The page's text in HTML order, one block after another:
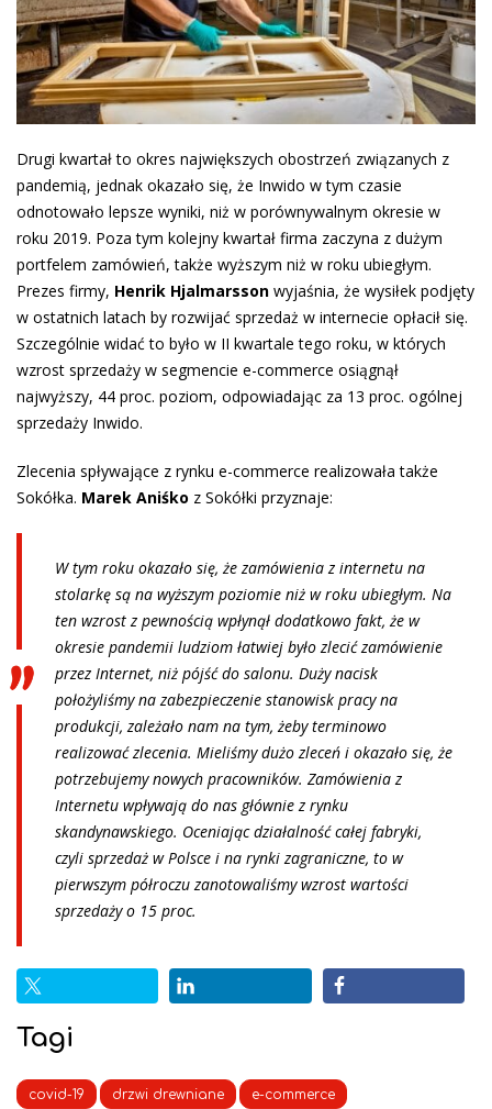
Drugi kwartał to okres największych obostrzeń związanych z
pandemią, jednak okazało się, że Inwido w tym czasie
odnotowało lepsze wyniki, niż w porównywalnym okresie w
roku 2019. Poza tym kolejny kwartał firma zaczyna z dużym
portfelem zamówień, także wyższym niż w roku ubiegłym.
Prezes firmy, Henrik Hjalmarsson wyjaśnia, że wysiłek podjęty
w ostatnich latach by rozwijać sprzedaż w internecie opłacił się.
Szczególnie widać to było w II kwartale tego roku, w których
wzrost sprzedaży w segmencie e-commerce osiągnął
najwyższy, 44 proc. poziom, odpowiadając za 13 proc. ogólnej
sprzedaży Inwido.
Zlecenia spływające z rynku e-commerce realizowała także
Sokółka. Marek Aniśko z Sokółki przyznaje:
W tym roku okazało się, że zamówienia z internetu na
stolarkę są na wyższym poziomie niż w roku ubiegłym. Na
ten wzrost z pewnością wpłynął dodatkowo fakt, że w
okresie pandemii ludziom łatwiej było zlecić zamówienie
przez Internet, niż pójść do salonu. Duży nacisk
położyliśmy na zabezpieczenie stanowisk pracy na
produkcji, zależało nam na tym, żeby terminowo
realizować zlecenia. Mieliśmy dużo zleceń i okazało się, że
potrzebujemy nowych pracowników. Zamówienia z
Internetu wpływają do nas głównie z rynku
skandynawskiego. Oceniając działalność całej fabryki,
czyli sprzedaż w Polsce i na rynki zagraniczne, to w
pierwszym półroczu zanotowaliśmy wzrost wartości
sprzedaży o 15 proc.
Tagi
covid-19 drzwi drewniane e-commerce